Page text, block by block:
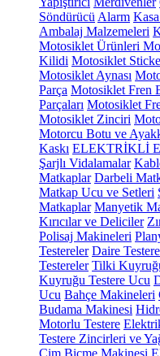
Söndürücü Alarm
Ambalaj Malzemeleri
Motosiklet Ürünleri
Kilidi Motosiklet
Motosiklet Aynası
Parça Motosiklet Fren
Parçaları Motosiklet
Motosiklet Zinciri
Motorcu Botu ve
Kaskı ELEKTRİKLİ
Şarjlı Vidalamalar
Matkaplar Darbeli
Matkap Ucu ve Setleri
Matkaplar Manyetik
Kırıcılar ve Deliciler
Polisaj Makineleri
Testereler Daire
Testereler Tilki
Kuyruğu Testere Ucu
Ucu Bahçe Makineleri
Budama Makinesi
Motorlu Testere
Testere Zincirleri ve
Çim Biçme Makinesi